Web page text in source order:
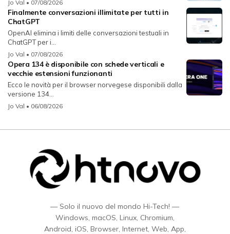
Jo Val • 07/08/2026
Finalmente conversazioni illimitate per tutti in
ChatGPT
OpenAI elimina i limiti delle conversazioni testuali in
ChatGPT per i...
Jo Val • 07/08/2026
Opera 134 è disponibile con schede verticali e
vecchie estensioni funzionanti
Ecco le novità per il browser norvegese disponibili dalla
versione 134...
Jo Val • 06/08/2026
— Solo il nuovo del mondo Hi-Tech! —
Windows, macOS, Linux, Chromium,
Android, iOS, Browser, Internet, Web, App,